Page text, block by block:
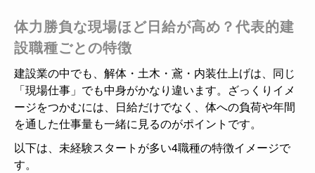
体力勝負な現場ほど日給が高め？代表的建
設職種ごとの特徴
建設業の中でも、解体・土木・鳶・内装仕上げは、同じ
「現場仕事」でも中身がかなり違います。ざっくりイメ
ージをつかむには、日給だけでなく、体への負荷や年間
を通した仕事量も一緒に見るのがポイントです。
以下は、未経験スタートが多い4職種の特徴イメージで
す。